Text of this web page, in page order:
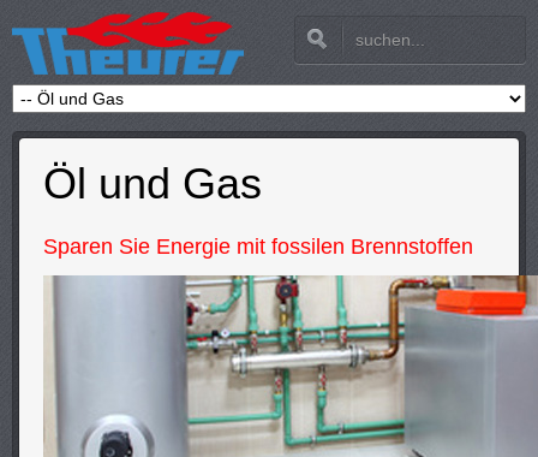
Öl und Gas
Sparen Sie Energie mit fossilen Brennstoffen